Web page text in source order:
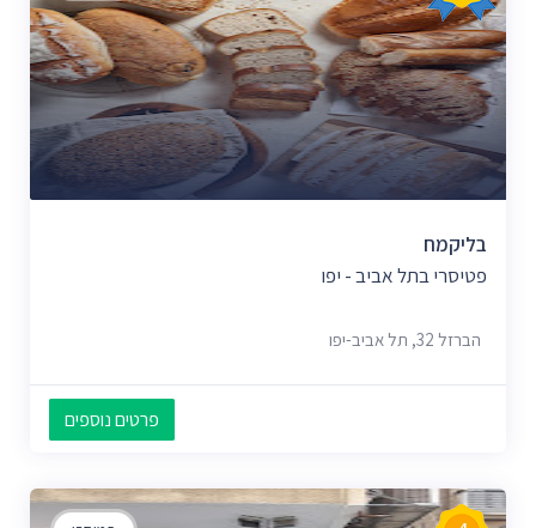
בליקמח
פטיסרי בתל אביב - יפו
הברזל 32, תל אביב-יפו
פרטים נוספים